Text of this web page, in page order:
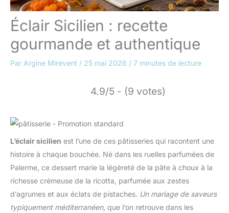
Éclair Sicilien : recette
gourmande et authentique
Par Argine Mirevent / 25 mai 2026 / 7 minutes de lecture
4.9/5 - (9 votes)
L’éclair sicilien est l’une de ces pâtisseries qui racontent une
histoire à chaque bouchée. Né dans les ruelles parfumées de
Palerme, ce dessert marie la légèreté de la pâte à choux à la
richesse crémeuse de la ricotta, parfumée aux zestes
d’agrumes et aux éclats de pistaches. Un mariage de saveurs
typiquement méditerranéen, que l’on retrouve dans les